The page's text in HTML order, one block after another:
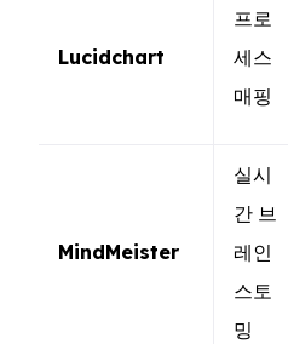
Lucidchart
프로
세스
매핑
MindMeister
실시
간 브
레인
스토
밍